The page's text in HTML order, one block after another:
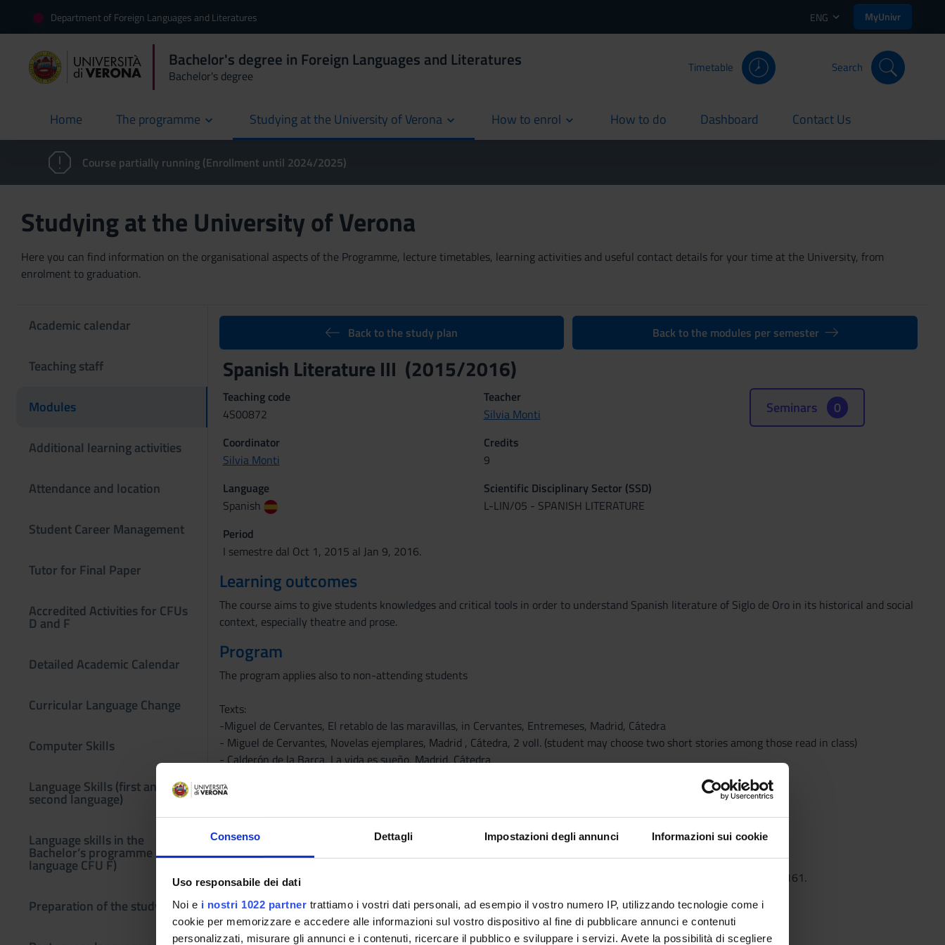
Consenso Dettagli Impostazioni degli annunci Informazioni sui cookie
Uso responsabile dei dati
Noi e i nostri 1022 partner trattiamo i vostri dati personali, ad esempio il vostro numero IP, utilizzando tecnologie come i
cookie per memorizzare e accedere alle informazioni sul vostro dispositivo al fine di pubblicare annunci e contenuti
personalizzati, misurare gli annunci e i contenuti, ricercare il pubblico e sviluppare i servizi. Avete la possibilità di scegliere
Department of Foreign Languages and Literatures ENG MyUnivr
Bachelor's degree in Foreign Languages and Literatures
Bachelor's degree
Timetable Search
Home
current The programme Studying at the University of Verona How to enrol How to do
current Dashboard
current Contact Us
current
Course partially running (Enrollment until 2024/2025)
Studying at the University of Verona
Here you can find information on the organisational aspects of the Programme, lecture timetables, learning activities and useful contact details for your time at the University, from
enrolment to graduation.
Academic calendar
Teaching staff
Modules
Additional learning activities
Attendance and location
Student Career Management
Tutor for Final Paper
Accredited Activities for CFUs
D and F
Detailed Academic Calendar
Curricular Language Change
Computer Skills
Language Skills (first and
second language)
Language skills in the
Bachelor’s programme (third
language CFU F)
Preparation of the study plan
Back to the study plan Back to the modules per semester
Spanish Literature III (2015/2016)
Teaching code
4S00872
Teacher
Silvia Monti
Coordinator
Silvia Monti
Credits
9
Language
Spanish
Scientific Disciplinary Sector (SSD)
L-LIN/05 - SPANISH LITERATURE
Period
I semestre dal Oct 1, 2015 al Jan 9, 2016.
Seminars 0
Learning outcomes
The course aims to give students knowledges and critical tools in order to understand Spanish literature of Siglo de Oro in its historical and social
context, especially theatre and prose.
Program
The program applies also to non-attending students
Texts:
-Miguel de Cervantes, El retablo de las maravillas, in Cervantes, Entremeses, Madrid, Cátedra
- Miguel de Cervantes, Novelas ejemplares, Madrid , Cátedra, 2 voll. (student may choose two short stories among those read in class)
- Calderón de la Barca, La vida es sueño, Madrid, Cátedra
- Lazarillo de Tormes, Madrid, Cátedra
Textbooks:
- Felipe Pedraza Jiménez – M. Rodríguez Cáceres, Las épocas de la literatura española, Barcelona, Ariel, 2002, pp. 113-161.
- John H. Elliott, La Spagna imperiale, 1469-1716, Bologna, Il Mulino, 2006, cap. 7-10, pp. 285-447.